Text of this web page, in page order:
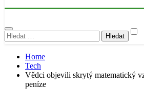
Vyhledávání
Home
Tech
Vědci objevili skrytý matematický
peníze